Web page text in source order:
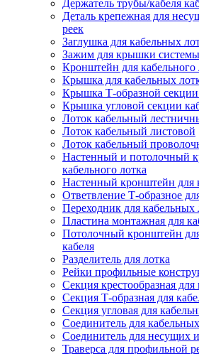
Держатель трубы/кабеля
Деталь крепежная для
реек
Заглушка для кабельных
Зажим для крышки
Кронштейн для кабельного
Крышка для кабельных
Крышка Т-образной секции
Крышка угловой секции
Лоток кабельный
Лоток кабельный листовой
Лоток кабельный
Настенный и потолочный
кабельного лотка
Настенный кронштейн для
Ответвление Т-образное
Переходник для кабельных
Пластина монтажная для
Потолочный кронштейн
кабеля
Разделитель для лотка
Рейки профильные
Секция крестообразная
Секция Т-образная для
Секция угловая для
Соединитель для
Соединитель для несущих
Траверса для профильной